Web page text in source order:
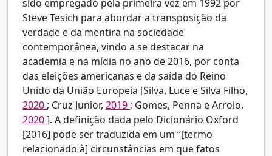
sido empregado pela primeira vez em 1992 por
Steve Tesich para abordar a transposição da
verdade e da mentira na sociedade
contemporânea, vindo a se destacar na
academia e na mídia no ano de 2016, por conta
das eleições americanas e da saída do Reino
Unido da União Europeia [Silva, Luce e Silva Filho,
2020; Cruz Junior, 2019; Gomes, Penna e Arroio,
2020]. A definição dada pelo Dicionário Oxford
[2016] pode ser traduzida em um “[termo
relacionado à] circunstâncias em que fatos